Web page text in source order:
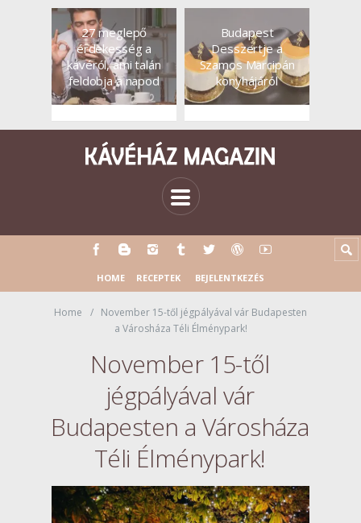
27 meglepő
érdekesség a
kávéról, ami talán
feldobja a napod
Budapest
Desszertje a
Szamos Marcipán
konyhájáról
HOME RECEPTEK BEJELENTKEZÉS
Home
November 15-től jégpályával vár Budapesten
a Városháza Téli Élménypark!
November 15-től
jégpályával vár
Budapesten a Városháza
Téli Élménypark!